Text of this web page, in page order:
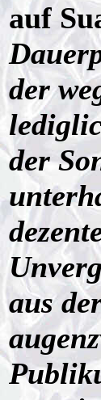
auf
der
der
aus